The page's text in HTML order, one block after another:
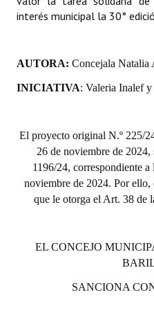
Datos Históricos
Periodistas Decanos - Registro
Ciudadano Ilustre - Registro
Banca del Vecino - Registro
Antiguos Pobladores -
interés municipal la 30°
AUTORA: Concejala Natalia
INICIATIVA: Valeria Inalef
El proyecto original N.º 225/
26 de noviembre de 2024,
1196/24, correspondiente
noviembre de 2024. Por ello,
que le otorga el Art. 38 de
EL CONCEJO
SANCIONA